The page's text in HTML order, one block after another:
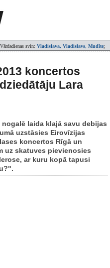
svin: Vladislava, Vladislavs, Mudīte;
koncertos
Lara
nogalē laida klajā savu debijas
uzstāsies Eirovīzijas
koncertos Rīgā un
uz skatuves pievienosies
ar kuru kopā tapusi